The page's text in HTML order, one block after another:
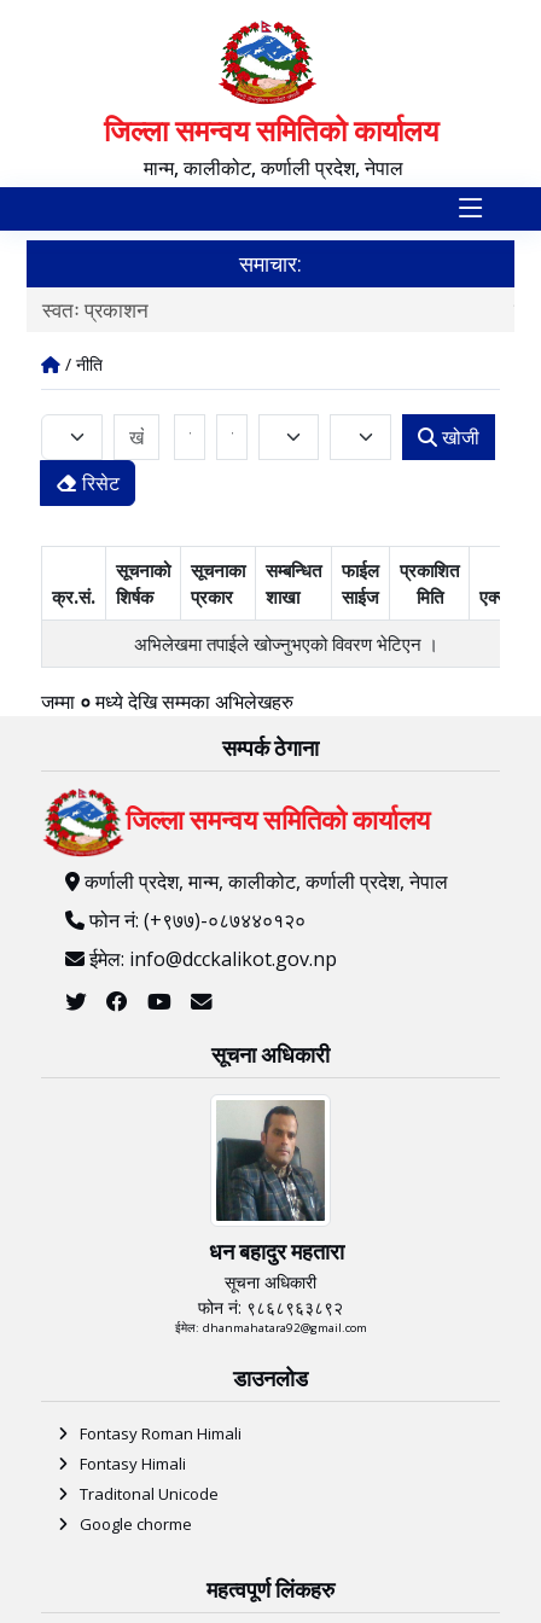
जिल्ला समन्वय समितिको कार्यालय
मान्म, कालीकोट, कर्णाली प्रदेश, नेपाल
समाचार:
स्वतः प्रकाशन
/ नीति
खोजी
रिसेट
क्र.सं.
सूचनाको
शिर्षक
सूचनाका
प्रकार
सम्बन्धित
शाखा
फाईल
साईज
प्रकाशित
मिति
एक्सन
अभिलेखमा तपाईले खोज्‍नुभएको विवरण भेटिएन ।
जम्मा ०मध्येदेखिसम्मका अभिलेखहरु
सम्पर्क ठेगाना
जिल्ला समन्वय समितिको कार्यालय
कर्णाली प्रदेश, मान्म, कालीकोट, कर्णाली प्रदेश, नेपाल
फोन नं: (+९७७)-०८७४४०१२०
ईमेल: info@dcckalikot.gov.np
सूचना अधिकारी
धन बहादुर महतारा
सूचना अधिकारी
फोन नं: ९८६८९६३८९२
ईमेल: dhanmahatara92@gmail.com
डाउनलोड
Fontasy Roman Himali
Fontasy Himali
Traditonal Unicode
Google chorme
महत्वपूर्ण लिंकहरु